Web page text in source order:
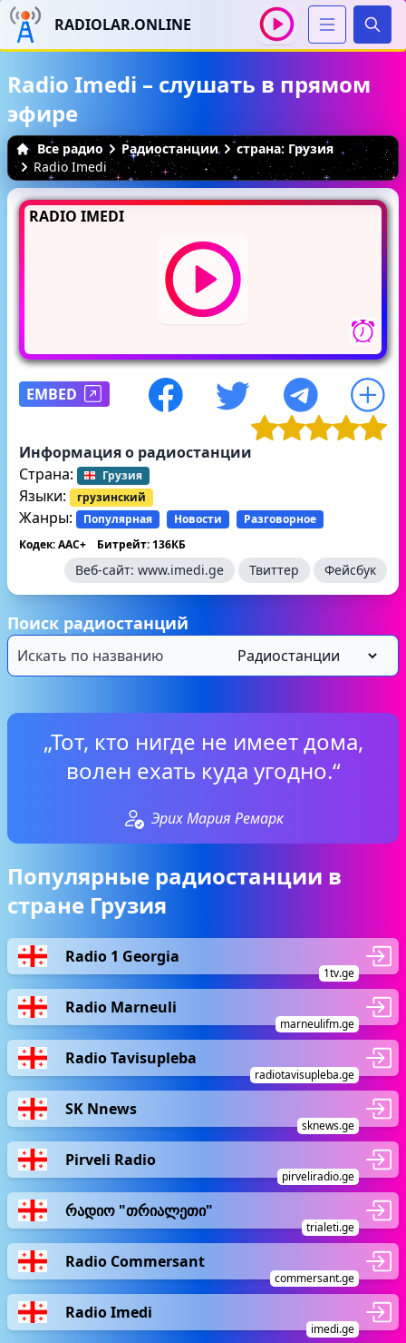
RADIOLAR.ONLINE
Radio Imedi – слушать в прямом
эфире
Все радио Радиостанции
страна: Грузия
Radio Imedi
RADIO IMEDI
EMBED
Информация о радиостанции
Страна:
Грузия
Языки: грузинский
Жанры: Популярная Новости
Разговорное
Кодек: AAC+
Битрейт: 136КБ
Веб-сайт: www.imedi.ge Твиттер Фейсбук
Поиск радиостанций
„Тот, кто нигде не имеет дома,
волен ехать куда угодно.“
Эрих Мария Ремарк
Популярные радиостанции в
стране Грузия
Radio 1 Georgia
1tv.ge
Radio Marneuli
marneulifm.ge
Radio Tavisupleba
radiotavisupleba.ge
SK Nnews
sknews.ge
Pirveli Radio
pirveliradio.ge
რადიო "თრიალეთი"
trialeti.ge
Radio Commersant
commersant.ge
Radio Imedi
imedi.ge